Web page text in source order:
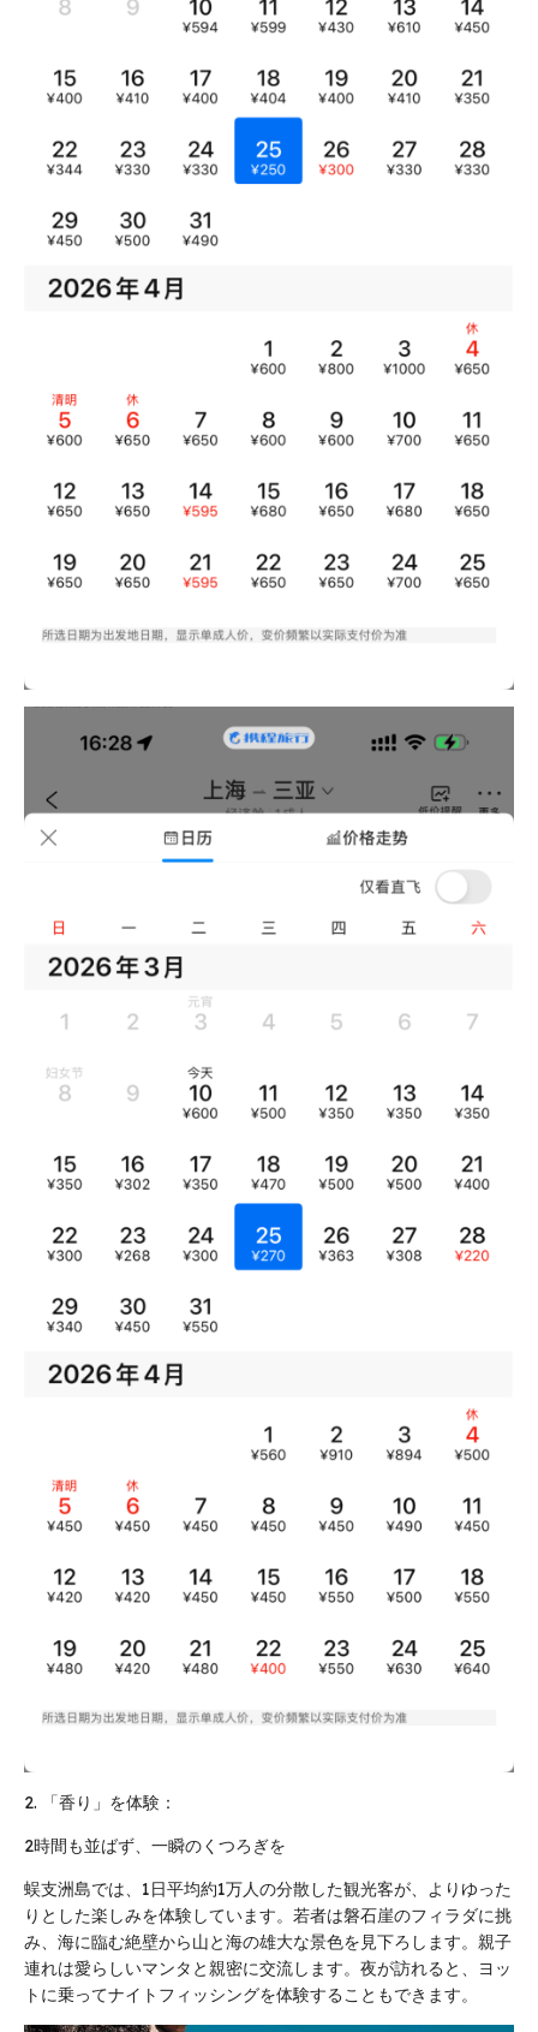
2. 「香り」を体験：
2時間も並ばず、一瞬のくつろぎを
蜈支洲島では、1日平均約1万人の分散した観光客が、よりゆった
りとした楽しみを体験しています。若者は磐石崖のフィラダに挑
み、海に臨む絶壁から山と海の雄大な景色を見下ろします。親子
連れは愛らしいマンタと親密に交流します。夜が訪れると、ヨッ
トに乗ってナイトフィッシングを体験することもできます。